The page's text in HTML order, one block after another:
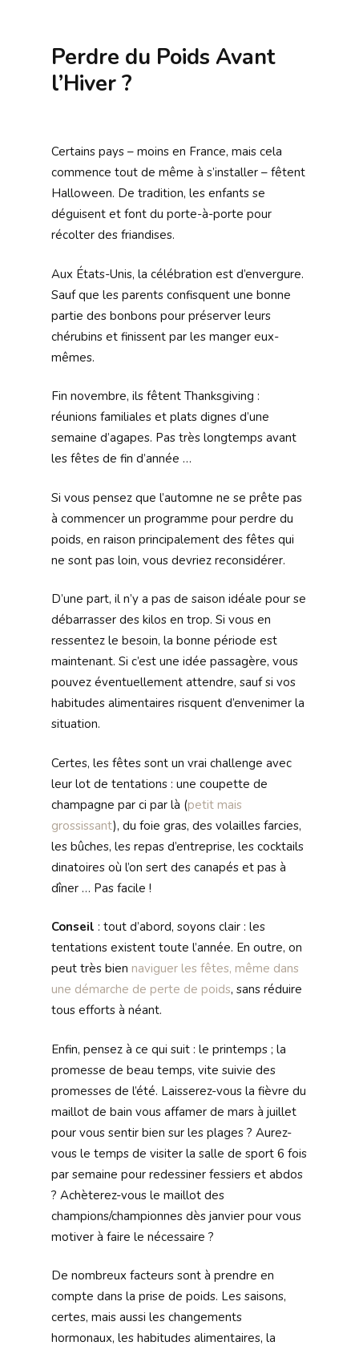
Perdre du Poids Avant
l’Hiver ?
Certains pays – moins en France, mais cela
commence tout de même à s’installer – fêtent
Halloween. De tradition, les enfants se
déguisent et font du porte-à-porte pour
récolter des friandises.
Aux États-Unis, la célébration est d’envergure.
Sauf que les parents confisquent une bonne
partie des bonbons pour préserver leurs
chérubins et finissent par les manger eux-
mêmes.
Fin novembre, ils fêtent Thanksgiving :
réunions familiales et plats dignes d’une
semaine d’agapes. Pas très longtemps avant
les fêtes de fin d’année …
Si vous pensez que l’automne ne se prête pas
à commencer un programme pour perdre du
poids, en raison principalement des fêtes qui
ne sont pas loin, vous devriez reconsidérer.
D’une part, il n’y a pas de saison idéale pour se
débarrasser des kilos en trop. Si vous en
ressentez le besoin, la bonne période est
maintenant. Si c’est une idée passagère, vous
pouvez éventuellement attendre, sauf si vos
habitudes alimentaires risquent d’envenimer la
situation.
Certes, les fêtes sont un vrai challenge avec
leur lot de tentations : une coupette de
champagne par ci par là (petit mais
grossissant), du foie gras, des volailles farcies,
les bûches, les repas d’entreprise, les cocktails
dinatoires où l’on sert des canapés et pas à
dîner … Pas facile !
Conseil : tout d’abord, soyons clair : les
tentations existent toute l’année. En outre, on
peut très bien naviguer les fêtes, même dans
une démarche de perte de poids, sans réduire
tous efforts à néant.
Enfin, pensez à ce qui suit : le printemps ; la
promesse de beau temps, vite suivie des
promesses de l’été. Laisserez-vous la fièvre du
maillot de bain vous affamer de mars à juillet
pour vous sentir bien sur les plages ? Aurez-
vous le temps de visiter la salle de sport 6 fois
par semaine pour redessiner fessiers et abdos
? Achèterez-vous le maillot des
champions/championnes dès janvier pour vous
motiver à faire le nécessaire ?
De nombreux facteurs sont à prendre en
compte dans la prise de poids. Les saisons,
certes, mais aussi les changements
hormonaux, les habitudes alimentaires, la